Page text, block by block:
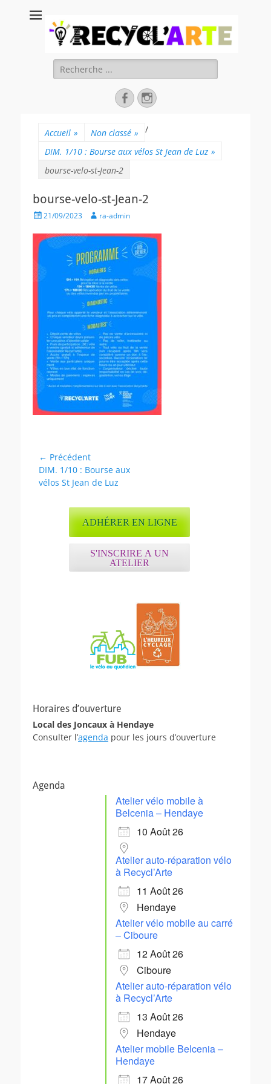
Recycl'Arte, faire
soi-même et
réduire les
déchets
Rechercher :
FacebookInstagram
Accueil » Non classé »
/
DIM. 1/10 : Bourse aux vélos St Jean de Luz »
bourse-velo-st-Jean-2
bourse-velo-st-Jean-2
Posted21/09/2023 Authorra-admin
Navigation
de
l’article
← Précédent
Article
précédent :
DIM. 1/10 : Bourse aux
vélos St Jean de Luz
ADHÉRER EN LIGNE
S'INSCRIRE A UN
ATELIER
Horaires d’ouverture
Local des Joncaux à Hendaye
Consulter l’agenda pour les jours d’ouverture
Agenda
Atelier vélo mobile à
Belcenia – Hendaye
10 Août 26
Atelier auto-réparation vélo
à Recycl’Arte
11 Août 26
Hendaye
Atelier vélo mobile au carré
– Ciboure
12 Août 26
Ciboure
Atelier auto-réparation vélo
à Recycl’Arte
13 Août 26
Hendaye
Atelier mobile Belcenia –
Hendaye
17 Août 26